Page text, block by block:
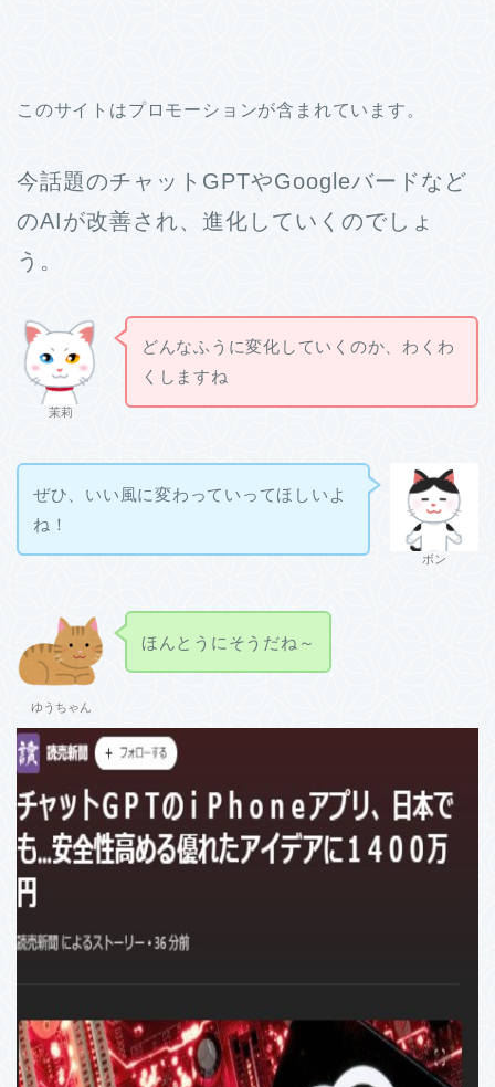
このサイトはプロモーションが含まれています。
今話題のチャットGPTやGoogleバードなど
のAIが改善され、進化していくのでしょ
う。
茉莉
どんなふうに変化していくのか、わくわ
くしますね
ボン
ぜひ、いい風に変わっていってほしいよ
ね！
ゆうちゃん
ほんとうにそうだね～